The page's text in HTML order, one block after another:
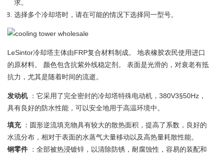
求。
选择多个冷却塔时，请在可能的情况下选择同一型号。
LeSintor冷却塔主体由FRP复合材料制成。 地表橡胶农民使用进口
的原材料。 颜色包含抗紫外线稳定剂。 表面是光滑的，对衰老有抵
抗力，尤其是随着时间的流逝。
发动机 ：它采用了完全密封的冷却塔特殊电动机，380V3§50Hz，
具有良好的防水性能，可以安全地用于高温环境中。
填充 ：圆形逆流填充物具有较大的散热面积，提高了系数，良好的
水流分布，相对于表面的水蒸气大量移动以及高热量耗散性能。
钢零件
：全部被热浸镀锌，以清除防锈，耐腐蚀性，容易的装配和